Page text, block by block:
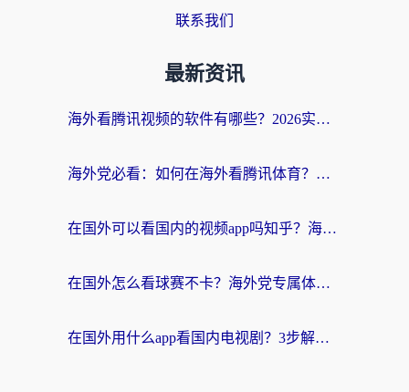
联系我们
最新资讯
海外看腾讯视频的软件有哪些？2026实测有效，留学生都在用的回国加速器指南
海外党必看：如何在海外看腾讯体育？解决赛事直播地区限制的终极指南
在国外可以看国内的视频app吗知乎？海外党亲测有效的追剧加速方案
在国外怎么看球赛不卡？海外党专属体育直播自由指南
在国外用什么app看国内电视剧？3步解决版权限制+卡顿难题